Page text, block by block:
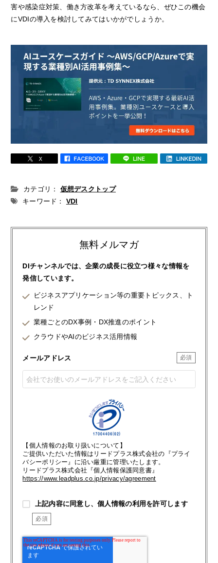
害や感染症対策、働き方改革を考えているなら、ぜひこの機会
にVDIの導入を検討してみてはいかがでしょうか。
カテゴリ：
仮想デスクトップ
キーワード：
VDI
無料メルマガ
DIチャンネルでは、企業の成長に役立つ様々な情報を
発信しています。
ビジネスアプリケーション等の重要トピックス、ト
レンド
業種ごとのDX事例・DX推進のポイント
クラウドやAIのビジネス活用情報
メールアドレス
【個人情報のお取り扱いについて】
ご提供いただいた情報はリードプラス株式会社の『プライ
バシーポリシー』に沿い厳重に管理いたします。
リードプラス株式会社『個人情報保護同意書』
https://www.leadplus.co.jp/privacy/agreement
上記内容に同意し、個人情報の利用を許可します